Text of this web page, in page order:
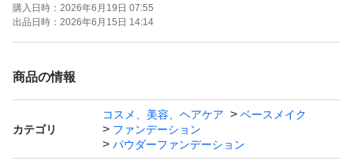
レフィル スポンジ付き
新品未開封
購入時期：2026年6月
＜梱包・発送方法＞
商品はプチプチで包み、ゆうパケットポストminiで発送い
購入日時： 2026年6月19日 07:55
出品日時： 2026年6月15日 14:14
商品の情報
カテゴリ
コスメ、美容、ヘアケア
ベースメイク
ファンデーション
パウダーファンデーション